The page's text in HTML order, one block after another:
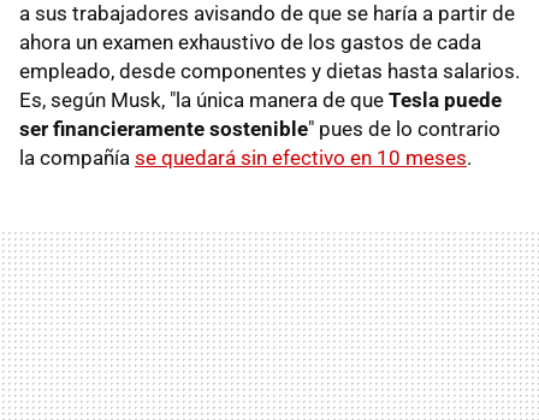
a sus trabajadores avisando de que se haría a partir de
ahora un examen exhaustivo de los gastos de cada
empleado, desde componentes y dietas hasta salarios.
Es, según Musk, "la única manera de que Tesla puede
ser financieramente sostenible" pues de lo contrario
la compañía se quedará sin efectivo en 10 meses.